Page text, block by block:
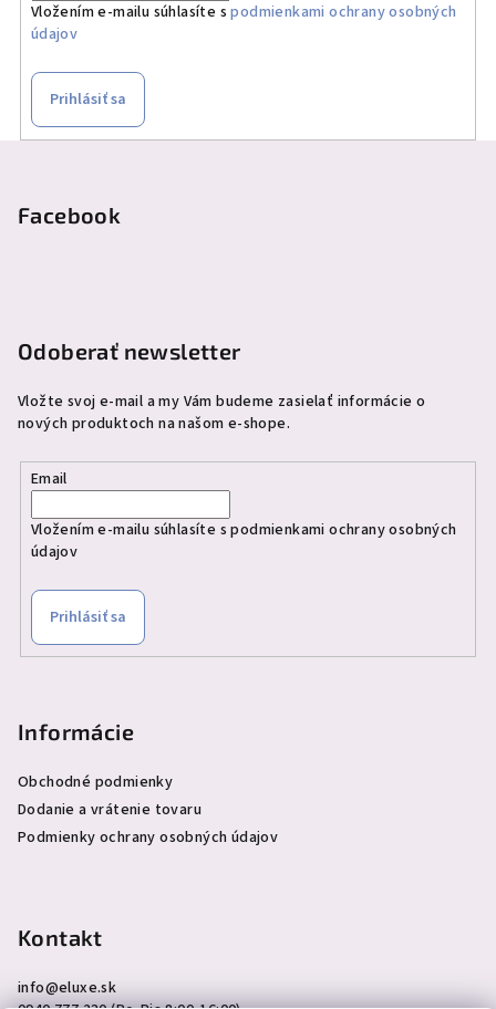
Vložením e-mailu súhlasíte spodmienkami ochrany osobných
údajov
Prihlásiť sa
Facebook
Odoberať newsletter
Vložte svoj e-mail a my Vám budeme zasielať informácie o
nových produktoch na našom e-shope.
Email
Vložením e-mailu súhlasíte spodmienkami ochrany osobných
údajov
Prihlásiť sa
Informácie
Obchodné podmienky
Dodanie a vrátenie tovaru
Podmienky ochrany osobných údajov
Kontakt
info@eluxe.sk